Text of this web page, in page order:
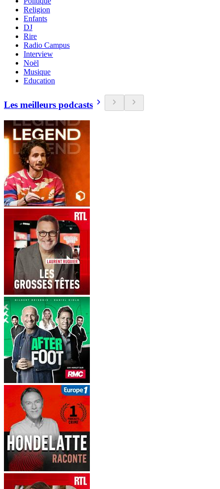
Religion
Enfants
DJ
Rire
Radio Campus
Interview
Noël
Musique
Education
Les meilleurs podcasts